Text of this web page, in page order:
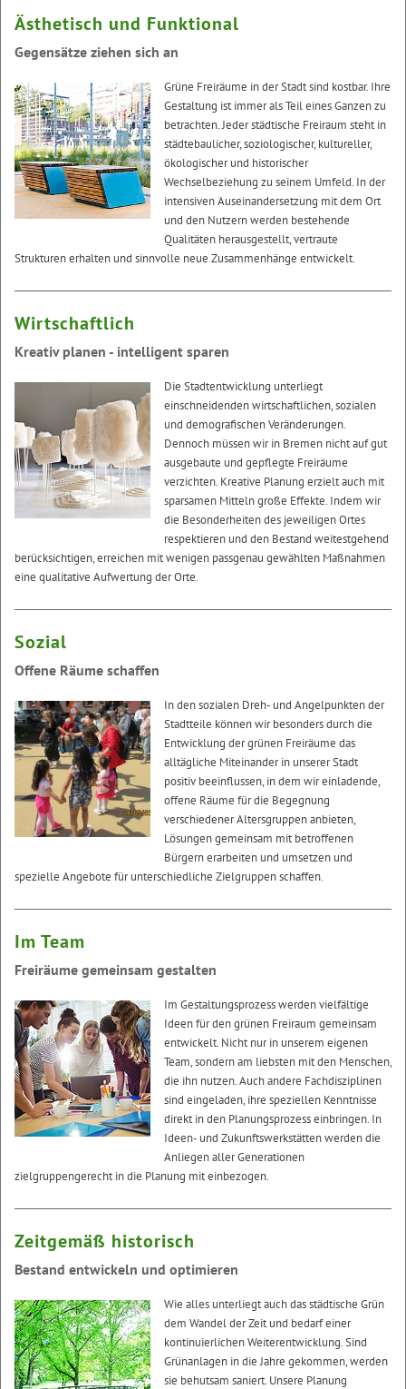
Ästhetisch und Funktional
Gegensätze ziehen sich an
Grüne Freiräume in der Stadt sind kostbar. Ihre
Gestaltung ist immer als Teil eines Ganzen zu
betrachten. Jeder städtische Freiraum steht in
städtebaulicher, soziologischer, kultureller,
ökologischer und historischer
Wechselbeziehung zu seinem Umfeld. In der
intensiven Auseinandersetzung mit dem Ort
und den Nutzern werden bestehende
Qualitäten herausgestellt, vertraute
Strukturen erhalten und sinnvolle neue Zusammenhänge entwickelt.
Wirtschaftlich
Kreativ planen - intelligent sparen
Die Stadtentwicklung unterliegt
einschneidenden wirtschaftlichen, sozialen
und demografischen Veränderungen.
Dennoch müssen wir in Bremen nicht auf gut
ausgebaute und gepflegte Freiräume
verzichten. Kreative Planung erzielt auch mit
sparsamen Mitteln große Effekte. Indem wir
die Besonderheiten des jeweiligen Ortes
respektieren und den Bestand weitestgehend
berücksichtigen, erreichen mit wenigen passgenau gewählten Maßnahmen
eine qualitative Aufwertung der Orte.
Sozial
Offene Räume schaffen
In den sozialen Dreh- und Angelpunkten der
Stadtteile können wir besonders durch die
Entwicklung der grünen Freiräume das
alltägliche Miteinander in unserer Stadt
positiv beeinflussen, in dem wir einladende,
offene Räume für die Begegnung
verschiedener Altersgruppen anbieten,
Lösungen gemeinsam mit betroffenen
Bürgern erarbeiten und umsetzen und
spezielle Angebote für unterschiedliche Zielgruppen schaffen.
Im Team
Freiräume gemeinsam gestalten
Im Gestaltungsprozess werden vielfältige
Ideen für den grünen Freiraum gemeinsam
entwickelt. Nicht nur in unserem eigenen
Team, sondern am liebsten mit den Menschen,
die ihn nutzen. Auch andere Fachdisziplinen
sind eingeladen, ihre speziellen Kenntnisse
direkt in den Planungsprozess einbringen. In
Ideen- und Zukunftswerkstätten werden die
Anliegen aller Generationen
zielgruppengerecht in die Planung mit einbezogen.
Zeitgemäß historisch
Bestand entwickeln und optimieren
Wie alles unterliegt auch das städtische Grün
dem Wandel der Zeit und bedarf einer
kontinuierlichen Weiterentwicklung. Sind
Grünanlagen in die Jahre gekommen, werden
sie behutsam saniert. Unsere Planung